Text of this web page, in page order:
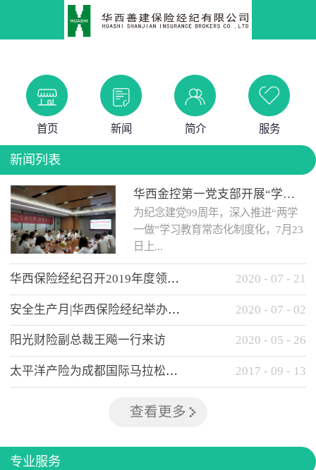
首页 新闻 简介 服务
新闻列表
华西金控第一党支部开展“学党史 知党情 做合格党员”主题教育工作会
为纪念建党99周年，深入推进“两学
一做”学习教育常态化制度化，7月23
日上...
午，华西金控第一党支部举办了“学
党史、知党情、...
华西保险经纪召开2019年度领导班子述职考核工作会 2020 - 07 - 21
安全生产月|华西保险经纪举办应急消防安全知识培训 2020 - 07 - 02
阳光财险副总裁王飚一行来访 2020 - 05 - 26
太平洋产险为成都国际马拉松提供全方位保险保障 2017 - 09 - 13
查看更多
专业服务